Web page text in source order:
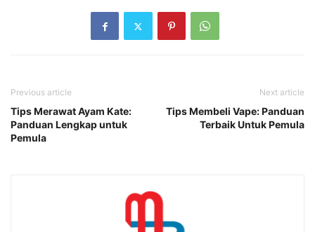
Previous article
Tips Merawat Ayam Kate:
Panduan Lengkap untuk
Pemula
Next article
Tips Membeli Vape: Panduan
Terbaik Untuk Pemula